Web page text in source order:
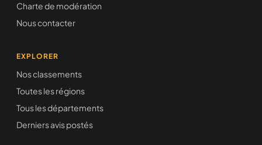
Charte de modération
Nous contacter
EXPLORER
Nos classements
Toutes les régions
Tous les départements
Derniers avis postés